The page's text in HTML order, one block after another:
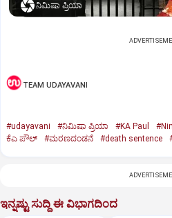
ನಿಮಿಷಾ ಪ್ರಿಯಾ
TEAM UDAYAVANI
#udayavani #ನಿಮಿಷಾ ಪ್ರಿಯಾ #KA Paul
ಕೆಎ ಪೌಲ್
#ಮರಣದಂಡನೆ #death sentence
ಇನ್ನಷ್ಟು ಸುದ್ದಿ ಈ ವಿಭಾಗದಿಂದ